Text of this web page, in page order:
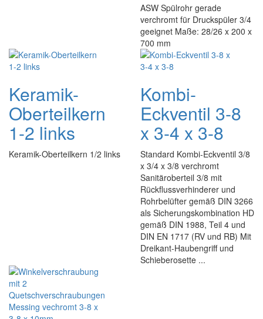
ASW Spülrohr gerade
verchromt für Druckspüler 3/4
geeignet Maße: 28/26 x 200 x
700 mm
Keramik-
Oberteilkern
1-2 links
Keramik-Oberteilkern 1/2 links
Kombi-
Eckventil 3-8
x 3-4 x 3-8
Standard Kombi-Eckventil 3/8
x 3/4 x 3/8 verchromt
Sanitäroberteil 3/8 mit
Rückflussverhinderer und
Rohrbelüfter gemäß DIN 3266
als Sicherungskombination HD
gemäß DIN 1988, Teil 4 und
DIN EN 1717 (RV und RB) Mit
Dreikant-Haubengriff und
Schieberosette ...